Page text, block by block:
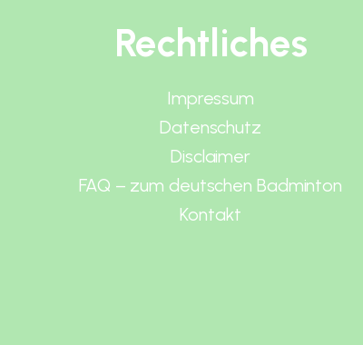
Rechtliches
Impressum
Datenschutz
Disclaimer
FAQ – zum deutschen Badminton
Kontakt